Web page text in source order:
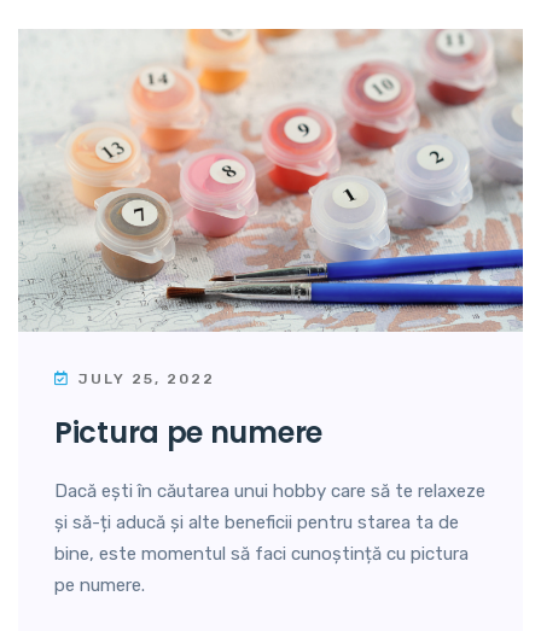
JULY 25, 2022
pictura pe numere
Dacă ești în căutarea unui hobby care să te relaxeze
și să-ți aducă și alte beneficii pentru starea ta de
bine, este momentul să faci cunoștință cu pictura
pe numere.